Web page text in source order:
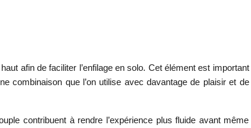
afin de faciliter l’enfilage en solo. Cet élément est important
combinaison que l’on utilise avec davantage de plaisir et de
contribuent à rendre l’expérience plus fluide avant même